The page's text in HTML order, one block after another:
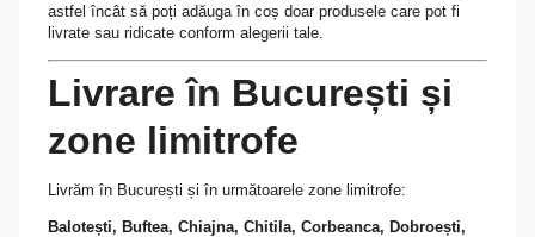
astfel încât să poți adăuga în coș doar produsele care pot fi
livrate sau ridicate conform alegerii tale.
Livrare în București și
zone limitrofe
Livrăm în București și în următoarele zone limitrofe:
Balotești, Buftea, Chiajna, Chitila, Corbeanca, Dobroești,